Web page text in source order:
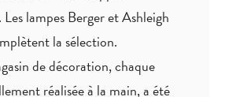
Les lampes Berger et Ashleigh
la sélection.
de décoration, chaque
réalisée à la main , a été